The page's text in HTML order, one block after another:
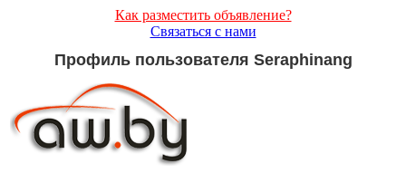
Как разместить объявление?
Связаться с нами
Профиль пользователя Seraphinang